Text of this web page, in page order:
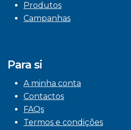
Produtos
Campanhas
Para si
A minha conta
Contactos
FAQs
Termos e condições